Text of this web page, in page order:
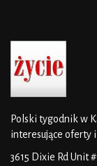
Polski tygodnik w
interesujące oferty
3615 Dixie Rd Unit